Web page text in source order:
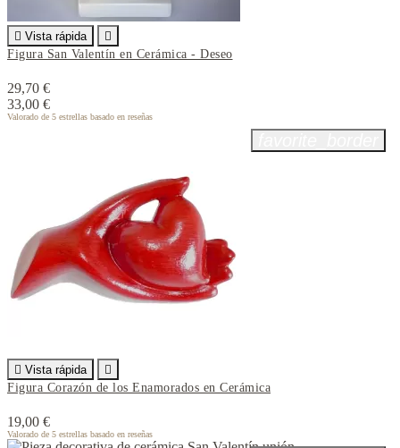
 Vista rápida

Figura San Valentín en Cerámica - Deseo
29,70 €
33,00 €
Valorado de 5 estrellas basado en reseñas
 Vista rápida

Figura Corazón de los Enamorados en Cerámica
19,00 €
Valorado de 5 estrellas basado en reseñas